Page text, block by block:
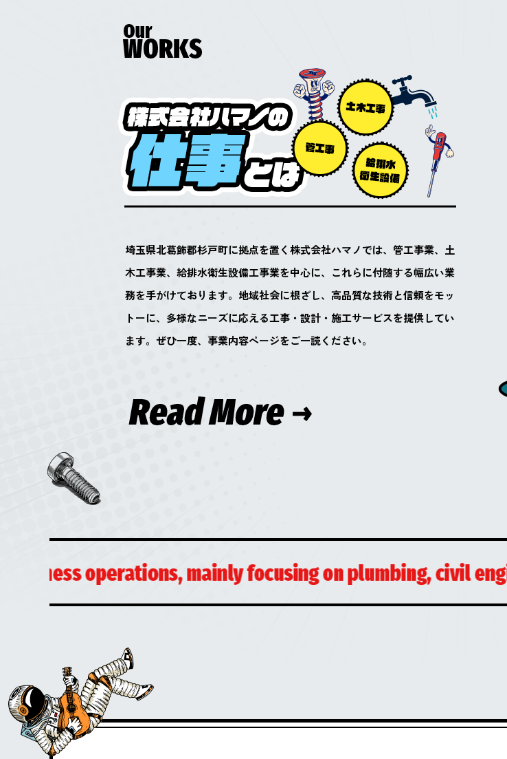
埼玉県北葛飾郡杉戸町に拠点を置く株式会社ハマノでは、管工事業、土
木工事業、給排水衛生設備工事業を中心に、これらに付随する幅広い業
務を手がけております。地域社会に根ざし、高品質な技術と信頼をモッ
トーに、多様なニーズに応える工事・設計・施工サービスを提供してい
ます。ぜひ一度、事業内容ページをご一読ください。